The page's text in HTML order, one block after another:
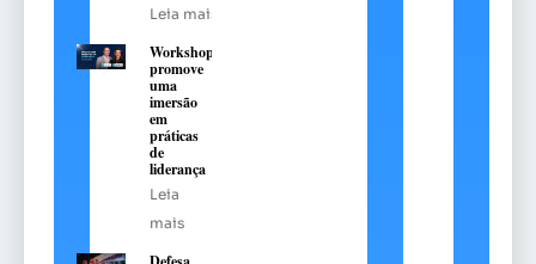
Leia mais
Workshop
promove
uma
imersão
em
práticas
de
liderança
Leia
mais